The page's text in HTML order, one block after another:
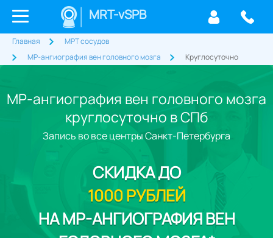
MRT-vSPB
Главная
МРТ сосудов
МР-ангиография вен головного мозга
Круглосуточно
МР-ангиография вен головного мозга
круглосуточно в СПб
Запись во все центры Санкт-Петербурга
СКИДКАДО
1000 РУБЛЕЙ
НА МР-АНГИОГРАФИЯ ВЕН